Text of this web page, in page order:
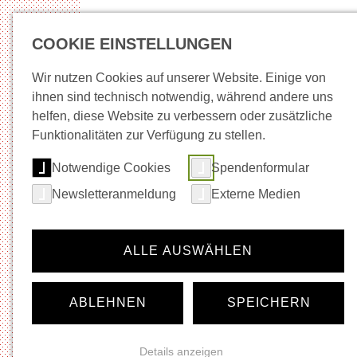
Neuigkeiten Wege in Arbeit Beratung +
Startseite Musik
Veranstaltungskalender
Ticket-Shop
Künstler*innen- und Agenturinfos
COOKIE EINSTELLUNGEN
Wir nutzen Cookies auf unserer Website. Einige von
ihnen sind technisch notwendig, während andere uns
helfen, diese Website zu verbessern oder zusätzliche
Funktionalitäten zur Verfügung zu stellen.
Notwendige Cookies
Spendenformular
Newsletteranmeldung
Externe Medien
ALLE AUSWÄHLEN
ABLEHNEN SPEICHERN
Details anzeigen